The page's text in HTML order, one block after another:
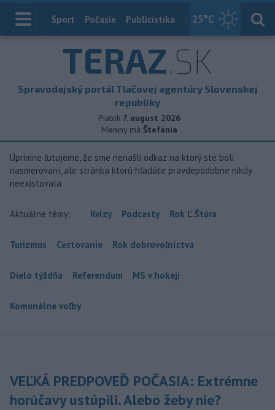
25°C
Index
Šport Počasie Publicistika Slovensko
TERAZ.SK
Spravodajský portál Tlačovej agentúry Slovenskej
republiky
Piatok 7. august 2026
Meniny má Štefánia
Úprimne ľutujeme, že sme nenašli odkaz na ktorý ste boli
nasmerovaní, ale stránka ktorú hľadáte pravdepodobne nikdy
neexistovala
Aktuálne témy: Kvízy Podcasty Rok Ľ.Štúra
Turizmus Cestovanie Rok dobrovoľníctva
Dielo týždňa Referendum MS v hokeji
Komunálne voľby
VEĽKÁ PREDPOVEĎ POČASIA: Extrémne
horúčavy ustúpili. Alebo žeby nie?